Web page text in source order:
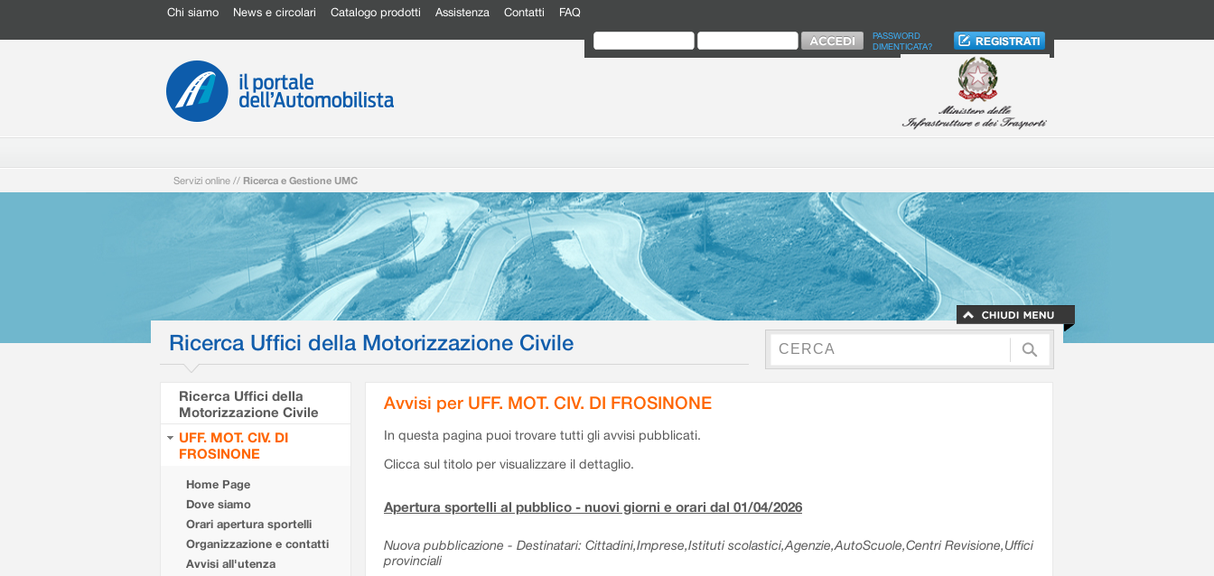
Chi siamo News e circolari Catalogo prodotti Assistenza Contatti FAQ
PASSWORD
DIMENTICATA?
Servizi online // Ricerca e Gestione UMC
Ricerca Uffici della Motorizzazione Civile
Ricerca Uffici della
Motorizzazione Civile
UFF. MOT. CIV. DI
FROSINONE
Home Page
Dove siamo
Orari apertura sportelli
Organizzazione e contatti
Avvisi all'utenza
Avvisi per UFF. MOT. CIV. DI FROSINONE
In questa pagina puoi trovare tutti gli avvisi pubblicati.
Clicca sul titolo per visualizzare il dettaglio.
Apertura sportelli al pubblico - nuovi giorni e orari dal 01/04/2026
Nuova pubblicazione - Destinatari: Cittadini,Imprese,Istituti scolastici,Agenzie,AutoScuole,Centri Revisione,Uffici
provinciali